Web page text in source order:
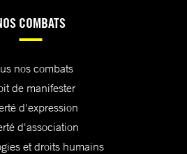
COMBATS
nos combats
de manifester
d'expression
d'association
et droits humains